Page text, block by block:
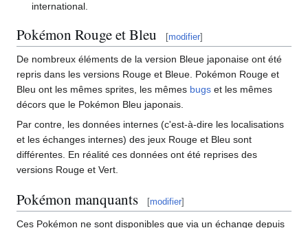
international.
Pokémon Rouge et Bleu [modifier]
De nombreux éléments de la version Bleue japonaise ont été
repris dans les versions Rouge et Bleue. Pokémon Rouge et
Bleu ont les mêmes sprites, les mêmes bugs et les mêmes
décors que le Pokémon Bleu japonais.
Par contre, les données internes (c'est-à-dire les localisations
et les échanges internes) des jeux Rouge et Bleu sont
différentes. En réalité ces données ont été reprises des
versions Rouge et Vert.
Pokémon manquants [modifier]
Ces Pokémon ne sont disponibles que via un échange depuis